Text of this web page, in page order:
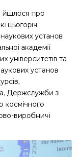
йшлося про
цьогоріч
установ
академії
університетів та
установ
Держслужби з
космічного
виробничі